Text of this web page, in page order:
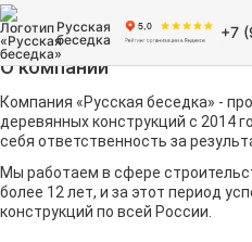
Русская
беседка
+7
О компании
Компания «Русская беседка» -
деревянных конструкций с 2014
себя ответственность за
Мы работаем в сфере
более 12 лет, и за этот период
конструкций по всей России.